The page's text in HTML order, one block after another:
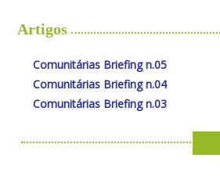
Artigos
Comunitárias Briefing n.05
Comunitárias Briefing n.04
Comunitárias Briefing n.03